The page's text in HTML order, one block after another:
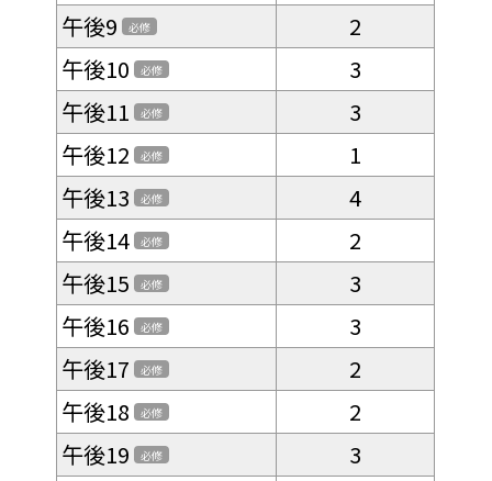
午後9 必修
2
午後10 必修
3
午後11 必修
3
午後12 必修
1
午後13 必修
4
午後14 必修
2
午後15 必修
3
午後16 必修
3
午後17 必修
2
午後18 必修
2
午後19 必修
3